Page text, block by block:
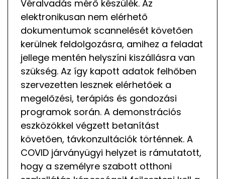
Véralvadás mérő készülék. Az
elektronikusan nem elérhető
dokumentumok scannelését követően
kerülnek feldolgozásra, amihez a feladat
jellege mentén helyszíni kiszállásra van
szükség. Az így kapott adatok felhőben
szervezetten lesznek elérhetőek a
megelőzési, terápiás és gondozási
programok során. A demonstrációs
eszközökkel végzett betanítást
követően, távkonzultációk történnek. A
COVID járványügyi helyzet is rámutatott,
hogy a személyre szabott otthoni